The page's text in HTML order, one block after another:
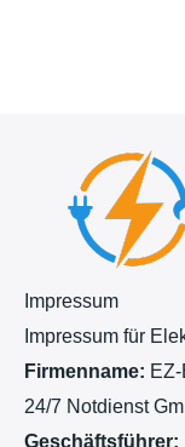
Impressum
Impressum für
Firmenname:
24/7 Notdienst
Geschäftsführer: